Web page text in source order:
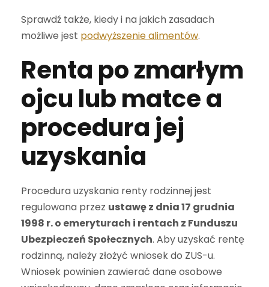
Sprawdź także, kiedy i na jakich zasadach
możliwe jest podwyższenie alimentów.
Renta po zmarłym
ojcu lub matce a
procedura jej
uzyskania
Procedura uzyskania renty rodzinnej jest
regulowana przez ustawę z dnia 17 grudnia
1998 r. o emeryturach i rentach z Funduszu
Ubezpieczeń Społecznych. Aby uzyskać rentę
rodzinną, należy złożyć wniosek do ZUS-u.
Wniosek powinien zawierać dane osobowe